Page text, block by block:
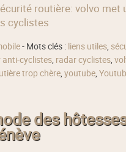
routière: volvo met
cyclistes
- Mots clés : liens utiles,
anti-cyclistes, radar cyclistes,
trop chère,youtube,
des